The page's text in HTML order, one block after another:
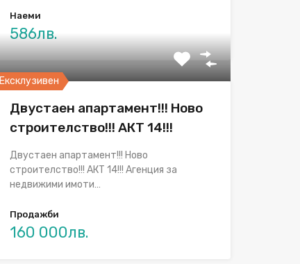
Наеми
586лв.
Ексклузивен
Двустаен апартамент!!! Ново
строителство!!! АКТ 14!!!
Двустаен апартамент!!! Ново
строителство!!! АКТ 14!!! Агенция за
недвижими имоти…
Продажби
160 000лв.